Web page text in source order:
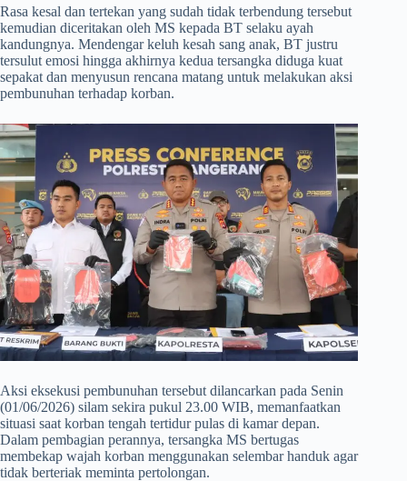
Rasa kesal dan tertekan yang sudah tidak terbendung tersebut
kemudian diceritakan oleh MS kepada BT selaku ayah
kandungnya. Mendengar keluh kesah sang anak, BT justru
tersulut emosi hingga akhirnya kedua tersangka diduga kuat
sepakat dan menyusun rencana matang untuk melakukan aksi
pembunuhan terhadap korban.
​Aksi eksekusi pembunuhan tersebut dilancarkan pada Senin
(01/06/2026) silam sekira pukul 23.00 WIB, memanfaatkan
situasi saat korban tengah tertidur pulas di kamar depan.
Dalam pembagian perannya, tersangka MS bertugas
membekap wajah korban menggunakan selembar handuk agar
tidak berteriak meminta pertolongan.